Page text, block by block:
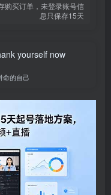
购买订单，未登录账号信
息只保存15天
yourself now
命的自己